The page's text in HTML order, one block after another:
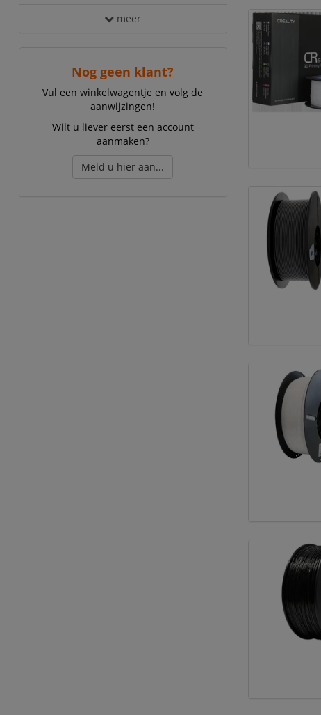
meer
Nog geen klant?
Vul een winkelwagentje en volg de
aanwijzingen!
Wilt u liever eerst een account
aanmaken?
Meld u hier aan...